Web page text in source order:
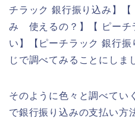
チラック 銀行振り込み】
み 使えるの？】【 ピーチ
い】【ピーチラック 銀行
じで調べてみることにしま
そのように色々と調べてい
で銀行振り込みの支払い方